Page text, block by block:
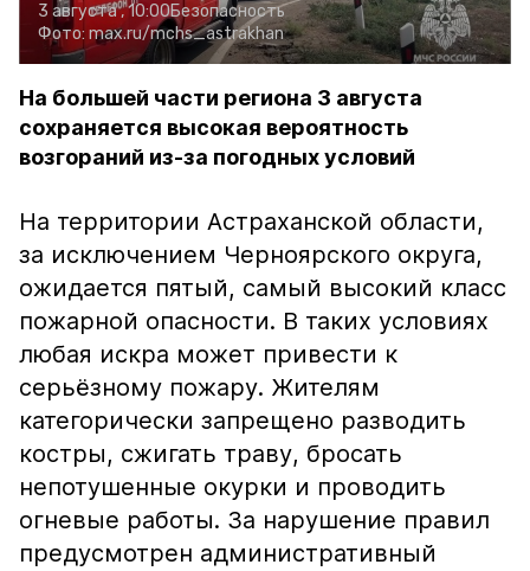
3 августа , 10:00Безопасность
Фото: max.ru/mchs_astrakhan
На большей части региона 3 августа
сохраняется высокая вероятность
возгораний из-за погодных условий
На территории Астраханской области,
за исключением Черноярского округа,
ожидается пятый, самый высокий класс
пожарной опасности. В таких условиях
любая искра может привести к
серьёзному пожару. Жителям
категорически запрещено разводить
костры, сжигать траву, бросать
непотушенные окурки и проводить
огневые работы. За нарушение правил
предусмотрен административный